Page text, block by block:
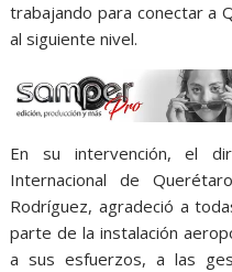
trabajando para conectar a
al siguiente nivel.
En su intervención, el
Internacional de
Rodríguez, agradeció a
parte de la instalación
a sus esfuerzos, a las